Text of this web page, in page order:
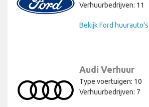
Verhuurbedrijven: 11
Bekijk Ford huurauto's
Audi Verhuur
Type voertuigen: 10
Verhuurbedrijven: 7